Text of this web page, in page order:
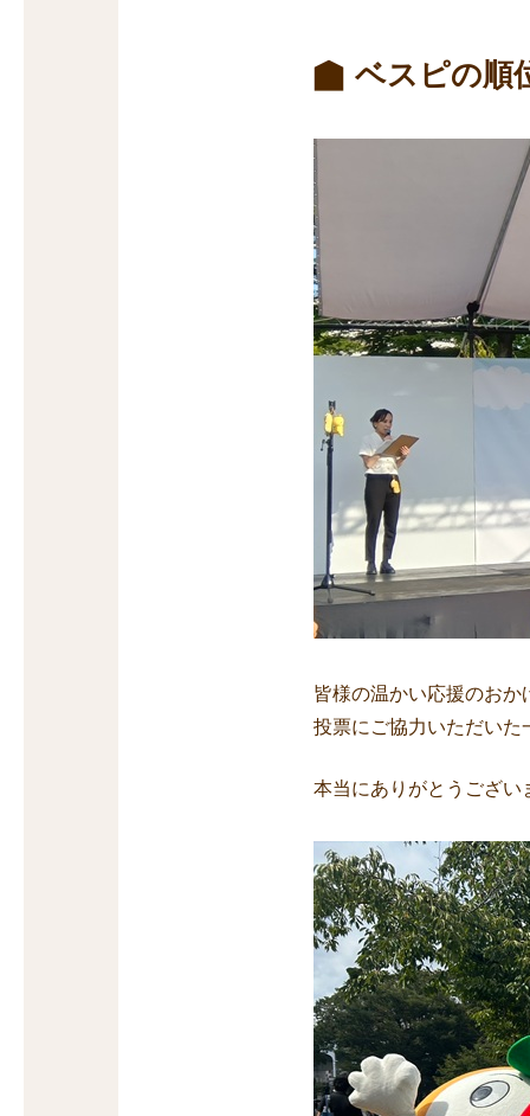
ベスピの順
皆様の温かい応援のお
投票にご協力いただい
本当にありがとうござい